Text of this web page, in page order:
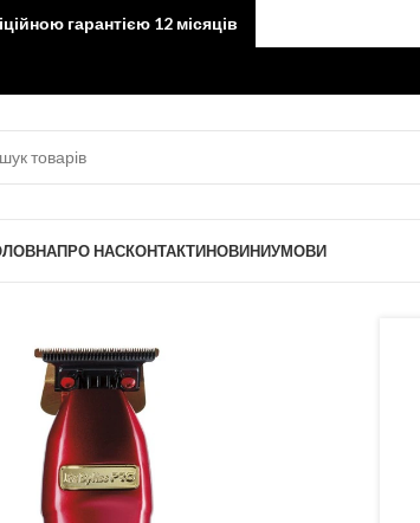
ПРО НАСКОНТАКТИНОВИНИУМОВИ
гарантією 12 місяців